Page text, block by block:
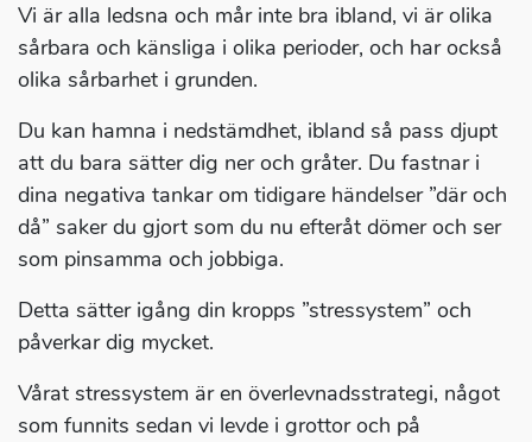
Vi är alla ledsna och mår inte bra ibland, vi är olika
sårbara och känsliga i olika perioder, och har också
olika sårbarhet i grunden.
Du kan hamna i nedstämdhet, ibland så pass djupt
att du bara sätter dig ner och gråter. Du fastnar i
dina negativa tankar om tidigare händelser ”där och
då” saker du gjort som du nu efteråt dömer och ser
som pinsamma och jobbiga.
Detta sätter igång din kropps ”stressystem” och
påverkar dig mycket.
Vårat stressystem är en överlevnadsstrategi, något
som funnits sedan vi levde i grottor och på